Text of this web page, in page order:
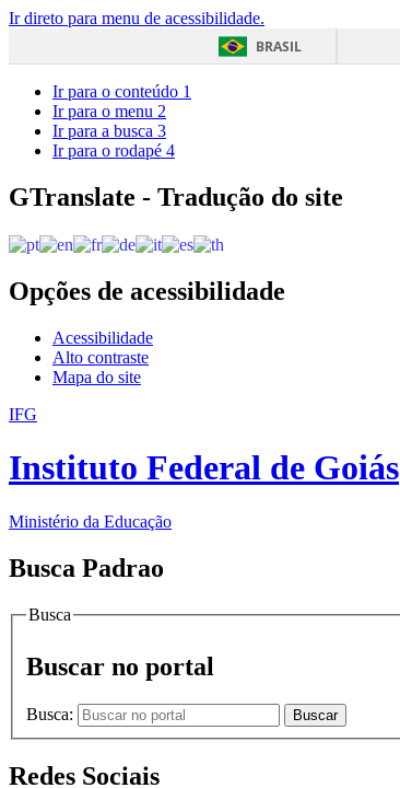
Ir direto para menu de acessibilidade.
BRASIL
Ir para o conteúdo 1
Ir para o menu 2
Ir para a busca 3
Ir para o rodapé 4
GTranslate - Tradução do site
Opções de acessibilidade
Acessibilidade
Alto contraste
Mapa do site
IFG
Instituto Federal de Goiás
Ministério da Educação
Busca Padrao
Busca
Buscar no portal
Busca: Buscar
Redes Sociais